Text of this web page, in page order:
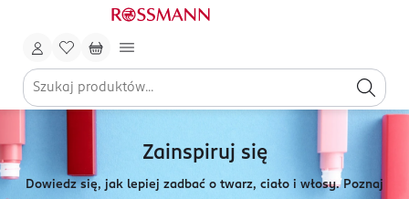
Zainspiruj się
Dowiedz się, jak lepiej zadbać o twarz, ciało i włosy. Poznaj